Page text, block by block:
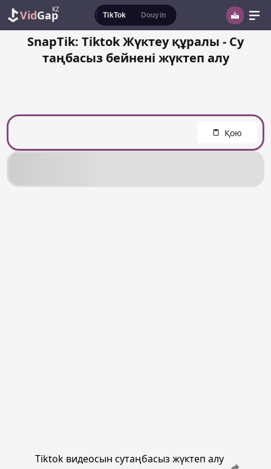
TikTok Douyin
VidGap
KZ
SnapTik: Tiktok Жүктеу құралы - Су
таңбасыз бейнені жүктеп алу
Қою
Tiktok видеосын сутаңбасыз жүктеп алу